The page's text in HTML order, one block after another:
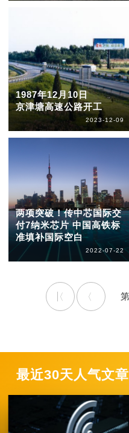
1987年12月10日
京津塘高速公路开工
2023-12-09
两项突破！传中芯国际交
付7纳米芯片 中国高铁标
准填补国际空白
2022-07-22
最近30天人气文章